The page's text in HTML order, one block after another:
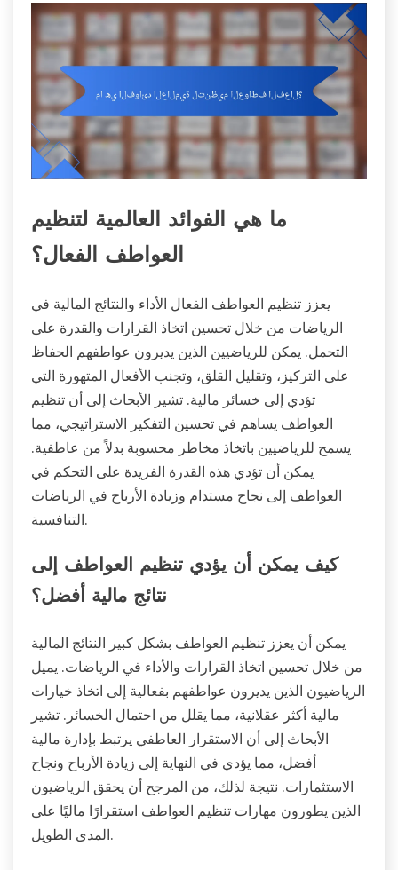
ما هي الفوائد العالمية لتنظيم
العواطف الفعال؟
يعزز تنظيم العواطف الفعال الأداء والنتائج المالية في
الرياضات من خلال تحسين اتخاذ القرارات والقدرة على
التحمل. يمكن للرياضيين الذين يديرون عواطفهم الحفاظ
على التركيز، وتقليل القلق، وتجنب الأفعال المتهورة التي
تؤدي إلى خسائر مالية. تشير الأبحاث إلى أن تنظيم
العواطف يساهم في تحسين التفكير الاستراتيجي، مما
يسمح للرياضيين باتخاذ مخاطر محسوبة بدلاً من عاطفية.
يمكن أن تؤدي هذه القدرة الفريدة على التحكم في
العواطف إلى نجاح مستدام وزيادة الأرباح في الرياضات
التنافسية.
كيف يمكن أن يؤدي تنظيم العواطف إلى
نتائج مالية أفضل؟
يمكن أن يعزز تنظيم العواطف بشكل كبير النتائج المالية
من خلال تحسين اتخاذ القرارات والأداء في الرياضات. يميل
الرياضيون الذين يديرون عواطفهم بفعالية إلى اتخاذ خيارات
مالية أكثر عقلانية، مما يقلل من احتمال الخسائر. تشير
الأبحاث إلى أن الاستقرار العاطفي يرتبط بإدارة مالية
أفضل، مما يؤدي في النهاية إلى زيادة الأرباح ونجاح
الاستثمارات. نتيجة لذلك، من المرجح أن يحقق الرياضيون
الذين يطورون مهارات تنظيم العواطف استقرارًا ماليًا على
المدى الطويل.